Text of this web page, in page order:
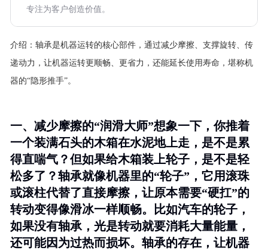
专注为客户创造价值。
介绍： 轴承是机器运转的核心部件，通过减少摩擦、支撑旋转、传
递动力，让机器运转更顺畅、更省力，还能延长使用寿命，堪称机
器的“隐形推手”。
一、减少摩擦的“润滑大师”想象一下，你推着
一个装满石头的木箱在水泥地上走，是不是累
得直喘气？但如果给木箱装上轮子，是不是轻
松多了？轴承就像机器里的“轮子”，它用滚珠
或滚柱代替了直接摩擦，让原本需要“硬扛”的
转动变得像滑冰一样顺畅。比如汽车的轮子，
如果没有轴承，光是转动就要消耗大量能量，
还可能因为过热而损坏。轴承的存在，让机器